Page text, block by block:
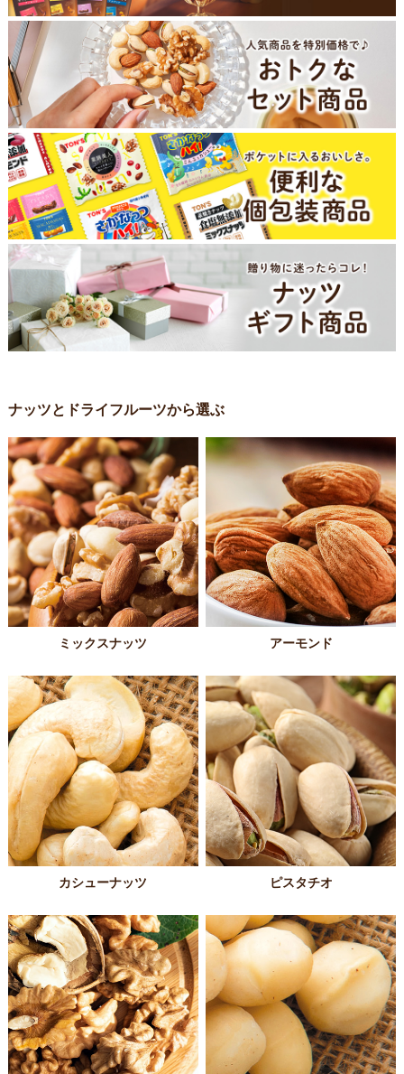
ナッツとドライフルーツから選ぶ
ミックスナッツ アーモンド
カシューナッツ ピスタチオ